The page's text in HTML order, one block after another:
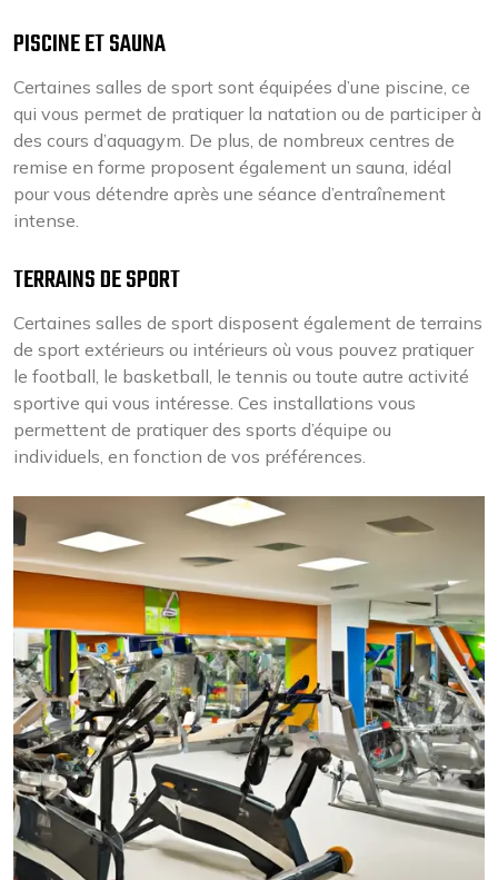
PISCINE ET SAUNA
Certaines salles de sport sont équipées d’une piscine, ce
qui vous permet de pratiquer la natation ou de participer à
des cours d’aquagym. De plus, de nombreux centres de
remise en forme proposent également un sauna, idéal
pour vous détendre après une séance d’entraînement
intense.
TERRAINS DE SPORT
Certaines salles de sport disposent également de terrains
de sport extérieurs ou intérieurs où vous pouvez pratiquer
le football, le basketball, le tennis ou toute autre activité
sportive qui vous intéresse. Ces installations vous
permettent de pratiquer des sports d’équipe ou
individuels, en fonction de vos préférences.